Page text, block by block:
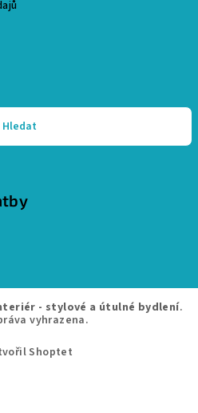
Hledat
- stylové a útulné bydlení.
vyhrazena.
Shoptet